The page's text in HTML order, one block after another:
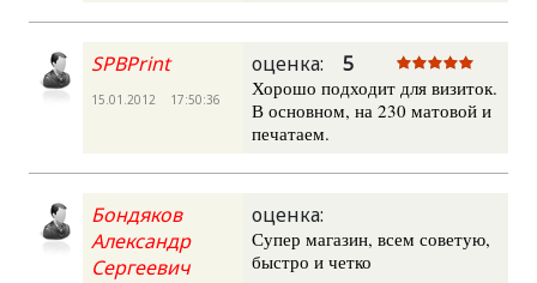
SPBPrint
15.01.2012 17:50:36
оценка: 5
Хорошо подходит для визиток.
В основном, на 230 матовой и
печатаем.
Бондяков
Александр
Сергеевич
оценка:
Супер магазин, всем советую,
быстро и четко